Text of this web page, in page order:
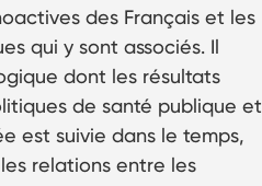
des Français et les
qui y sont associés. Il
dont les résultats
de santé publique et
est suivie dans le temps,
relations entre les